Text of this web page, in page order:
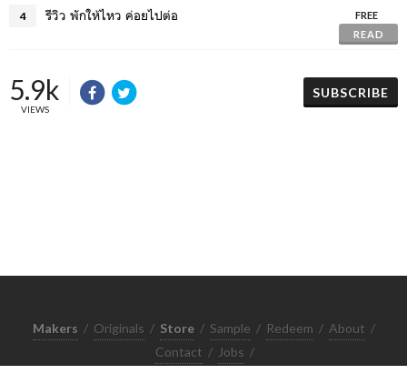
4 รีวิว พักให้ไหว ค่อยไปต่อ
FREE
READ
5.9k
VIEWS
SUBSCRIBE
Makers / Originals / Store / Sample / Redeem / About /
Contact / Jobs /